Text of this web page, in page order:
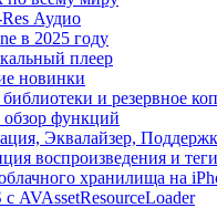
Аудио
в 2025 году
плеер
новинки
и резервное
обзор функций
Эквалайзер,
воспроизведения и теги
хранилища на
AVAssetResourceLoader